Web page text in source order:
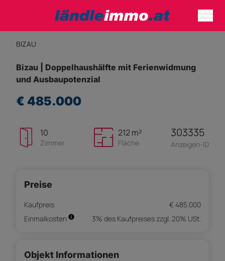
BIZAU
Bizau | Doppelhaushälfte mit Ferienwidmung
und Ausbaupotenzial
€ 485.000
10
Zimmer
212 m²
Fläche
303335
Anzeigen-ID
Preise
Kaufpreis
€ 485.000
Einmalkosten
3% des Kaufpreises zzgl. 20% USt.
Objekt Informationen